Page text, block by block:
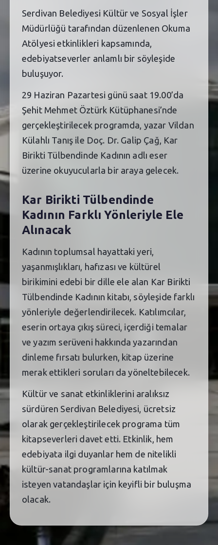
Serdivan Belediyesi Kültür ve Sosyal İşler
Müdürlüğü tarafından düzenlenen Okuma
Atölyesi etkinlikleri kapsamında,
edebiyatseverler anlamlı bir söyleşide
buluşuyor.
29 Haziran Pazartesi günü saat 19.00’da
Şehit Mehmet Öztürk Kütüphanesi’nde
gerçekleştirilecek programda, yazar Vildan
Külahlı Tanış ile Doç. Dr. Galip Çağ, Kar
Birikti Tülbendinde Kadının adlı eser
üzerine okuyucularla bir araya gelecek.
Kar Birikti Tülbendinde
Kadının Farklı Yönleriyle Ele
Alınacak
Kadının toplumsal hayattaki yeri,
yaşanmışlıkları, hafızası ve kültürel
birikimini edebi bir dille ele alan Kar Birikti
Tülbendinde Kadının kitabı, söyleşide farklı
yönleriyle değerlendirilecek. Katılımcılar,
eserin ortaya çıkış süreci, içerdiği temalar
ve yazım serüveni hakkında yazarından
dinleme fırsatı bulurken, kitap üzerine
merak ettikleri soruları da yöneltebilecek.
Kültür ve sanat etkinliklerini aralıksız
sürdüren Serdivan Belediyesi, ücretsiz
olarak gerçekleştirilecek programa tüm
kitapseverleri davet etti. Etkinlik, hem
edebiyata ilgi duyanlar hem de nitelikli
kültür-sanat programlarına katılmak
isteyen vatandaşlar için keyifli bir buluşma
olacak.